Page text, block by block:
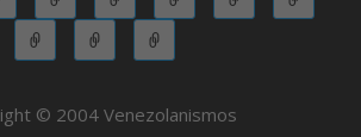
© 2004 Venezolanismos